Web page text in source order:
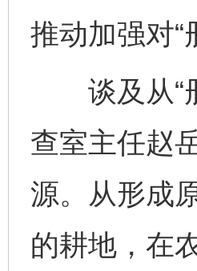
推动加强对“
谈及从“册
查室主任赵
源。从形成
的耕地，在